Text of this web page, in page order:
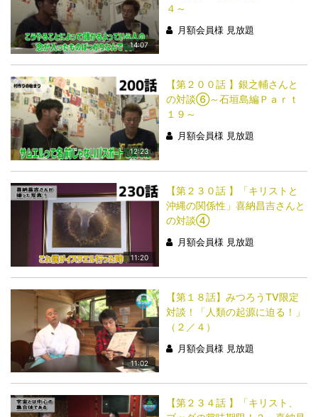
14:07
４～
月額会員様 見放題
12:23
【第２００話 】銀之輔さんと
の対談⑥～石垣島編Ｐａｒｔ
１９～
月額会員様 見放題
11:20
【第２３０話 】「キリストと
沖縄の関係性」喜納昌吉さんと
の対談④
月額会員様 見放題
11:02
【第１８話】みつろうTV限定
対談！「人類の起源に迫る！」
（２／４）
月額会員様 見放題
【第２３４話 】「キリスト、